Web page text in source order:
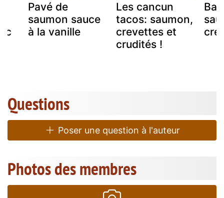
Pavé de
saumon sauce
à la vanille
Les cancun
tacos: saumon,
crevettes et
crudités !
Questions
Poser une question à l'auteur
Photos des membres